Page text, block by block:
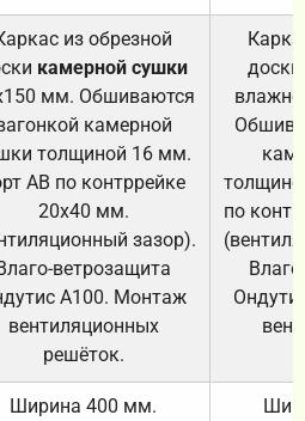
из обрезной
камерной сушки
мм. Обшиваются
камерной
толщиной 16 мм.
АВ по контррейке
20х40 мм.
зазор).
ветрозащита
А100. Монтаж
вентиляционных
решёток.
доски
по
Ширина 400 мм.